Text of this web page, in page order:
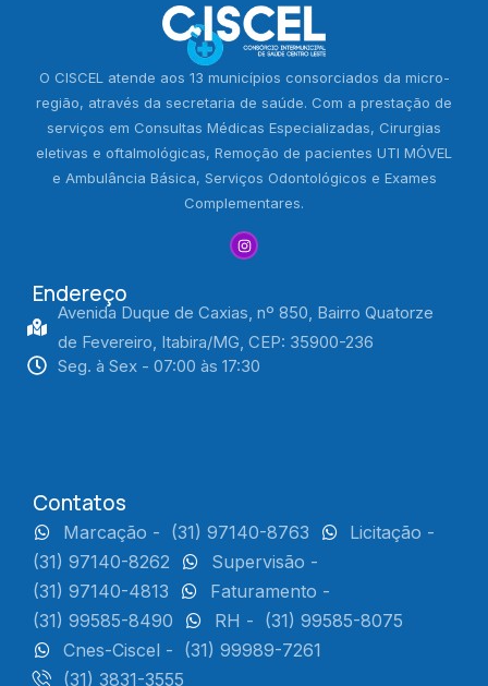
O CISCEL atende aos 13 municípios consorciados da micro-
região, através da secretaria de saúde. Com a prestação de
serviços em Consultas Médicas Especializadas, Cirurgias
eletivas e oftalmológicas, Remoção de pacientes UTI MÓVEL
e Ambulância Básica, Serviços Odontológicos e Exames
Complementares.
Endereço
Avenida Duque de Caxias, nº 850, Bairro Quatorze
de Fevereiro, Itabira/MG, CEP: 35900-236
Seg. à Sex - 07:00 às 17:30
Contatos
Marcação - (31) 97140-8763
Licitação -
(31) 97140-8262
Supervisão -
(31) 97140-4813
Faturamento -
(31) 99585-8490
RH - (31) 99585-8075
Cnes-Ciscel - (31) 99989-7261
(31) 3831-3555